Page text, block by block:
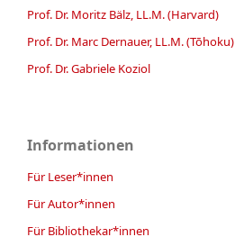
Prof. Dr. Moritz Bälz, LL.M. (Harvard)
Prof. Dr. Marc Dernauer, LL.M. (Tōhoku)
Prof. Dr. Gabriele Koziol
Informationen
Für Leser*innen
Für Autor*innen
Für Bibliothekar*innen